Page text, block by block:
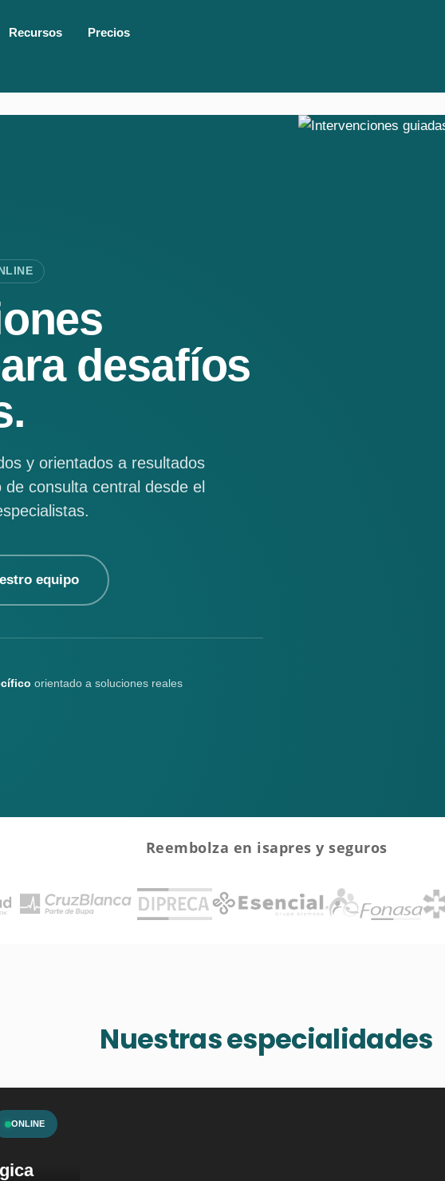
Recursos Precios
desafíos
y orientados a resultados
consulta central desde el
equipo
orientado a soluciones reales
Reembolza en isapres y seguros
Nuestras especialidades
ONLINE